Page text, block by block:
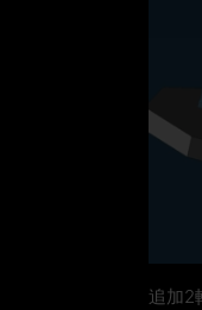
追加2